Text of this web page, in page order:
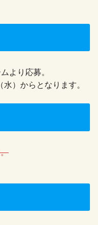
より応募。
）からとなります。